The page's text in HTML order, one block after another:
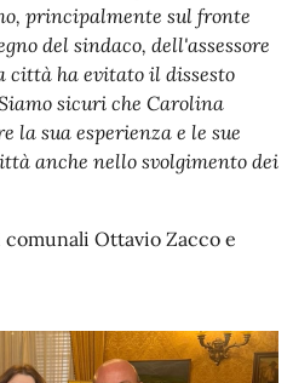
principalmente sul fronte
del sindaco, dell'assessore
città ha evitato il dissesto
sicuri che Carolina
la sua esperienza e le sue
anche nello svolgimento dei
Ottavio Zacco e